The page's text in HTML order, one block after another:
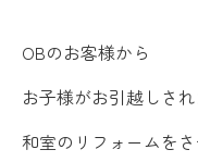
OBのお客様から
お子様がお引越しさ
和室のリフォームを